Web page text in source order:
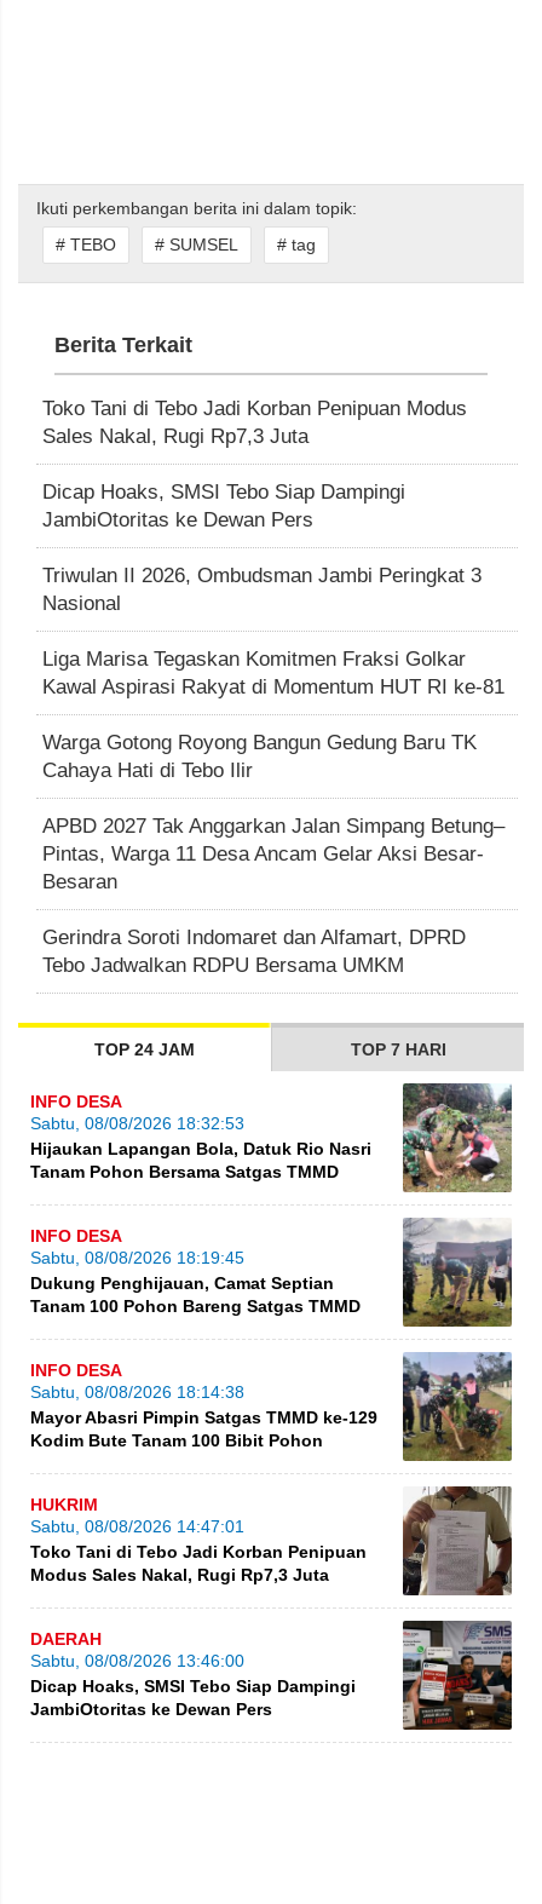
Ikuti perkembangan berita ini dalam topik:
# TEBO
# SUMSEL # tag
Berita Terkait
Toko Tani di Tebo Jadi Korban Penipuan Modus
Sales Nakal, Rugi Rp7,3 Juta
Dicap Hoaks, SMSI Tebo Siap Dampingi
JambiOtoritas ke Dewan Pers
Triwulan II 2026, Ombudsman Jambi Peringkat 3
Nasional
Liga Marisa Tegaskan Komitmen Fraksi Golkar
Kawal Aspirasi Rakyat di Momentum HUT RI ke-81
Warga Gotong Royong Bangun Gedung Baru TK
Cahaya Hati di Tebo Ilir
APBD 2027 Tak Anggarkan Jalan Simpang Betung–
Pintas, Warga 11 Desa Ancam Gelar Aksi Besar-
Besaran
Gerindra Soroti Indomaret dan Alfamart, DPRD
Tebo Jadwalkan RDPU Bersama UMKM
TOP 24 JAM TOP 7 HARI
INFO DESA
Sabtu, 08/08/2026 18:32:53
Hijaukan Lapangan Bola, Datuk Rio Nasri
Tanam Pohon Bersama Satgas TMMD
INFO DESA
Sabtu, 08/08/2026 18:19:45
Dukung Penghijauan, Camat Septian
Tanam 100 Pohon Bareng Satgas TMMD
INFO DESA
Sabtu, 08/08/2026 18:14:38
Mayor Abasri Pimpin Satgas TMMD ke-129
Kodim Bute Tanam 100 Bibit Pohon
HUKRIM
Sabtu, 08/08/2026 14:47:01
Toko Tani di Tebo Jadi Korban Penipuan
Modus Sales Nakal, Rugi Rp7,3 Juta
DAERAH
Sabtu, 08/08/2026 13:46:00
Dicap Hoaks, SMSI Tebo Siap Dampingi
JambiOtoritas ke Dewan Pers